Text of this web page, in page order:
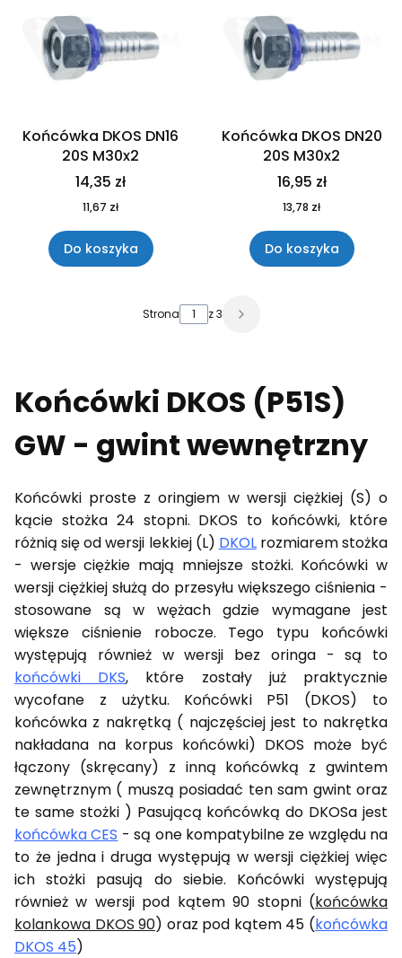
Końcówka DKOS DN16
20S M30x2
14,35 zł
11,67 zł
Do koszyka
Końcówka DKOS DN20
20S M30x2
16,95 zł
13,78 zł
Do koszyka
Strona z 3
Końcówki DKOS (P51S)
GW - gwint wewnętrzny
Końcówki proste z oringiem w wersji ciężkiej (S) o
kącie stożka 24 stopni. DKOS to końcówki, które
różnią się od wersji lekkiej (L) DKOLrozmiarem stożka
- wersje ciężkie mają mniejsze stożki. Końcówki w
wersji ciężkiej służą do przesyłu większego ciśnienia -
stosowane są w wężach gdzie wymagane jest
większe ciśnienie robocze. Tego typu końcówki
występują również w wersji bez oringa - są to
końcówki DKS, które zostały już praktycznie
wycofane z użytku. Końcówki P51 (DKOS) to
końcówka z nakrętką ( najczęściej jest to nakrętka
nakładana na korpus końcówki) DKOS może być
łączony (skręcany) z inną końcówką z gwintem
zewnętrznym ( muszą posiadać ten sam gwint oraz
te same stożki ) Pasującą końcówką do DKOSa jest
końcówka CES - są one kompatybilne ze względu na
to że jedna i druga występują w wersji ciężkiej więc
ich stożki pasują do siebie. Końcówki występują
również w wersji pod kątem 90 stopni (końcówka
kolankowa DKOS 90) oraz pod kątem 45 (końcówka
DKOS 45)